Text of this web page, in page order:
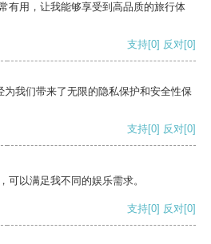
有用，让我能够享受到高品质的旅行体
支持[0] 反对[0]
我们带来了无限的隐私保护和安全性保
支持[0] 反对[0]
可以满足我不同的娱乐需求。
支持[0] 反对[0]